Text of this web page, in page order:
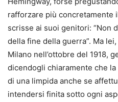
rafforzare più concretamente
scrisse ai suoi genitori: “Non
della fine della guerra”. Ma
Milano nell’ottobre del 1918,
dicendogli chiaramente che
di una limpida anche se
intendersi finita sotto ogni